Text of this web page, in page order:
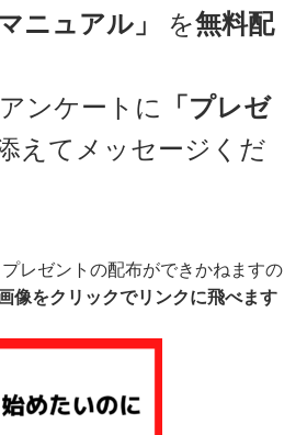
ニュアル」
を無料配
ンケートに 「プレゼ
えてメッセージくだ
レゼントの配布ができかねますの
像をクリックでリンクに飛べます